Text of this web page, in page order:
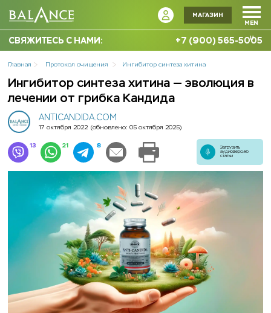
МАГАЗИН
MEN
U
СВЯЖИТЕСЬ С НАМИ: +7 (900) 565-5005
Главная Протокол очищения Ингибитор синтеза хитина
Ингибитор синтеза хитина — эволюция в
лечении от грибка Кандида
ANTICANDIDA.COM
17 октября 2022 (обновлено: 05 октября 2025)
13 21 8
Загрузить
аудиоверсию
статьи